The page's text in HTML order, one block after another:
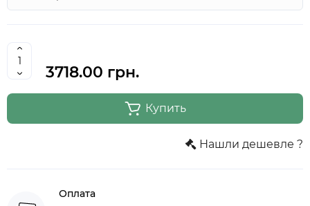
3718.00 грн.
Купить
Нашли дешевле ?
Оплата